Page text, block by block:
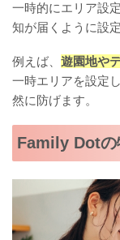
一時的にエリア設
知が届くように設
例えば、 遊園地や
一時エリアを設定
然に防げます。
Family Dotの